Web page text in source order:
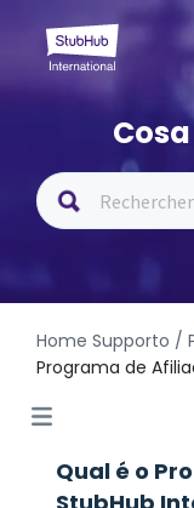
Home Supporto /
Programa de
Qual é o